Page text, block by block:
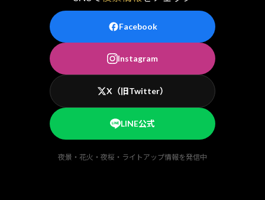
Facebook
Instagram
X（旧Twitter）
LINE公式
夜景・花火・夜桜・ライトアップ情報を発信中